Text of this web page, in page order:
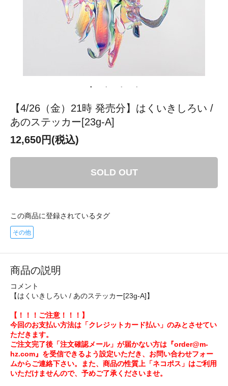
【4/26（金）21時 発売分】はくいきしろい /
あのステッカー[23g-A]
12,650円(税込)
SOLD OUT
この商品に登録されているタグ
その他
商品の説明
コメント
【はくいきしろい / あのステッカー[23g-A]】
【！！！ご注意！！！】
今回のお支払い方法は「クレジットカード払い」のみとさせてい
ただきます。
ご注文完了後「注文確認メール」が届かない方は『order@m-
hz.com』を受信できるよう設定いただき、お問い合わせフォー
ムからご連絡下さい。また、商品の性質上「ネコポス」はご利用
いただけませんので、予めご了承くださいませ。